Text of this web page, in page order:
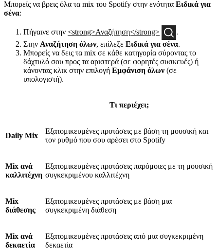
Μπορείς να βρεις όλα τα mix του Spotify στην ενότητα Ειδικά για
σένα:
Πήγαινε στην <strong>Αναζήτηση</strong>
.
Στην Αναζήτηση όλων, επίλεξε Ειδικά για σένα.
Μπορείς να δεις τα mix σε κάθε κατηγορία σύροντας το
δάχτυλό σου προς τα αριστερά (σε φορητές συσκευές) ή
κάνοντας κλικ στην επιλογή Εμφάνιση όλων (σε
υπολογιστή).
Τι περιέχει;
Daily Mix
Εξατομικευμένες προτάσεις με βάση τη μουσική και
τον ρυθμό που σου αρέσει στο Spotify
Mix ανά
καλλιτέχνη
Εξατομικευμένες προτάσεις παρόμοιες με τη μουσική
συγκεκριμένου καλλιτέχνη
Mix
διάθεσης
Εξατομικευμένες προτάσεις με βάση μια
συγκεκριμένη διάθεση
Mix ανά
δεκαετία
Εξατομικευμένες προτάσεις από μια συγκεκριμένη
δεκαετία